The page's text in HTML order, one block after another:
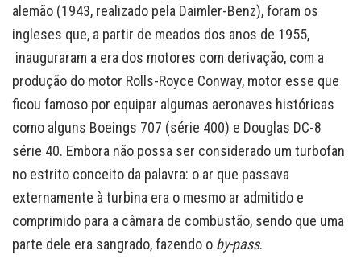
alemão (1943, realizado pela Daimler-Benz), foram os
ingleses que, a partir de meados dos anos de 1955,
inauguraram a era dos motores com derivação, com a
produção do motor Rolls-Royce Conway, motor esse que
ficou famoso por equipar algumas aeronaves históricas
como alguns Boeings 707 (série 400) e Douglas DC-8
série 40. Embora não possa ser considerado um turbofan
no estrito conceito da palavra: o ar que passava
externamente à turbina era o mesmo ar admitido e
comprimido para a câmara de combustão, sendo que uma
parte dele era sangrado, fazendo o by-pass.